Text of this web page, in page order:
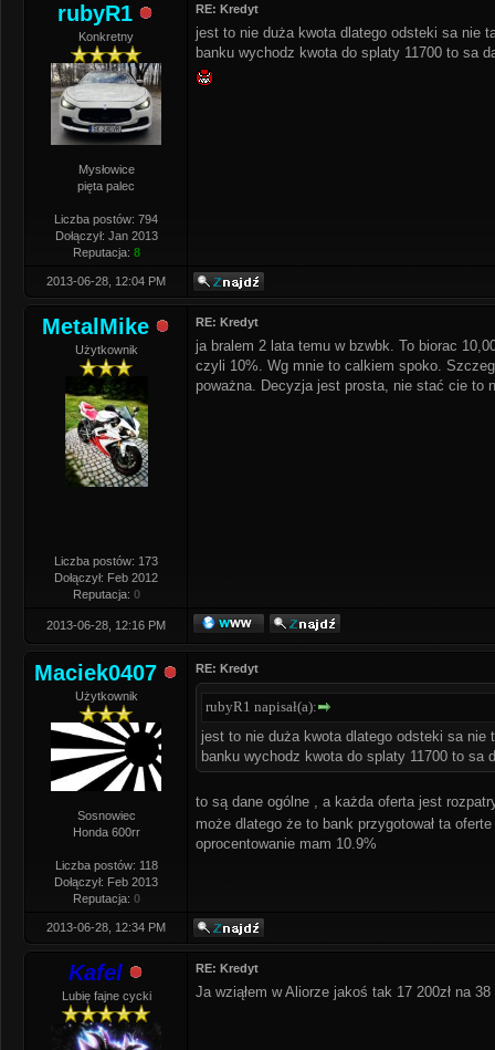
rubyR1
Konkretny
Mysłowice
pięta palec
Liczba postów: 794
Dołączył: Jan 2013
Reputacja: 8
RE: Kredyt
jest to nie duża kwota dlatego odsteki sa nie
banku wychodz kwota do splaty 11700 to sa
2013-06-28, 12:04 PM
MetalMike
Użytkownik
Liczba postów: 173
Dołączył: Feb 2012
Reputacja: 0
RE: Kredyt
ja bralem 2 lata temu w bzwbk. To biorac
czyli 10%. Wg mnie to calkiem spoko.
poważna. Decyzja jest prosta, nie stać cie to
2013-06-28, 12:16 PM
Maciek0407
Użytkownik
Sosnowiec
Honda 600rr
Liczba postów: 118
Dołączył: Feb 2013
Reputacja: 0
RE: Kredyt
rubyR1 napisał(a):
jest to nie duża kwota dlatego odsteki sa
banku wychodz kwota do splaty 11700 to sa
to są dane ogólne , a każda oferta jest
może dlatego że to bank przygotował ta
oprocentowanie mam 10.9%
2013-06-28, 12:34 PM
Kafel
Lubię fajne cycki
RE: Kredyt
Ja wziąłem w Aliorze jakoś tak 17 200zł na